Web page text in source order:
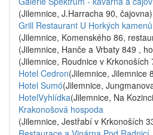
(Jilemnice, J.Harracha 90, čajovna)
Grill Restaurant U Horkých kamenů
(Jilemnice, Komenského 86,
(Jilemnice, Hanče a Vrbaty 849 ,
(Jilemnice, Roudnice v Krkonoších
Hotel Cedron(Jilemnice, Jilemnice
Hotel Sumó(Jilemnice,
HotelVyhlídka(Jilemnice, Na
Krakonošová hospoda
(Jilemnice, Jestřabí v Krkonoších